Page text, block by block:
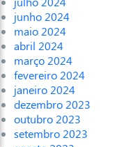
junho 2024
maio 2024
abril 2024
março 2024
fevereiro 2024
janeiro 2024
dezembro 2023
outubro 2023
setembro 2023